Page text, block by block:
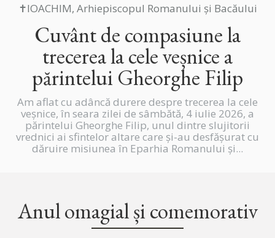
✝IOACHIM, Arhiepiscopul Romanului și Bacăului
Cuvânt de compasiune la
trecerea la cele veșnice a
părintelui Gheorghe Filip
Am aflat cu adâncă durere despre trecerea la cele
veșnice, în seara zilei de sâmbătă, 4 iulie 2026, a
părintelui Gheorghe Filip, unul dintre slujitorii
vrednici ai sfintelor altare care și-au desfășurat cu
dăruire misiunea în Eparhia Romanului și...
Anul omagial și comemorativ